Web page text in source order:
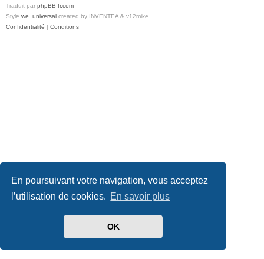
En poursuivant votre navigation, vous acceptez
l’utilisation de cookies. En savoir plus
OK
Traduit par phpBB-fr.com
Style we_universal created by INVENTEA & v12mike
Confidentialité | Conditions